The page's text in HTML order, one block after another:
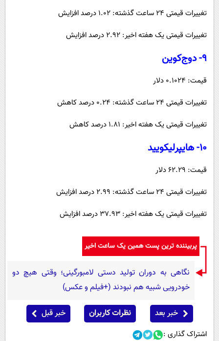
تغییرات قیمتی ۲۴ ساعت گذشته: ۱.۰۲ درصد افزایش
تغییرات قیمتی یک هفته اخیر: ۲.۹۲ درصد افزایش
۹- دوج‌کوین
قیمت: ۰.۱۰۲۴ دلار
تغییرات قیمتی ۲۴ ساعت گذشته: ۰.۲۴ درصد کاهش
تغییرات قیمتی یک هفته اخیر: ۱.۸۱ درصد کاهش
۱۰- هایپرلیکویید
قیمت: ۶۲.۲۹ دلار
تغییرات قیمتی ۲۴ ساعت گذشته: ۲.۹۹ درصد افزایش
تغییرات قیمتی یک هفته اخیر: ۳۷.۹۳ درصد افزایش
پربیننده ترین پست همین یک ساعت اخیر
نگاهی به دوران تولید دستی لامبورگینی؛ وقتی هیچ دو
خودرویی شبیه هم نبودند (+فیلم و عکس)
خبر بعد نظرات کاربران خبر قبل
اشتراک گذاری :